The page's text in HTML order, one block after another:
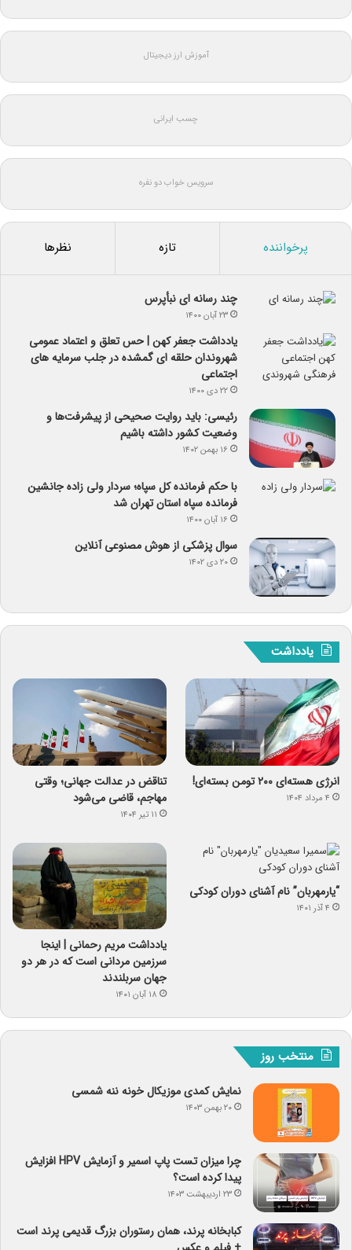
آموزش ارز دیجیتال
چسب ایرانی
سرویس خواب دو نفره
پرخواننده تازه نظرها
چند رسانه ای نبأپرس
۲۳ آبان ۱۴۰۰
یادداشت جعفر کهن | حس تعلق و اعتماد عمومی
شهروندان حلقه ای گمشده در جلب سرمایه های
اجتماعی
۲۲ دی ۱۴۰۰
رئیسی: باید روایت صحیحی از پیشرفت‌ها و
وضعیت کشور داشته باشیم
۱۶ بهمن ۱۴۰۲
با حکم فرمانده کل سپاه؛ سردار ولی زاده جانشین
فرمانده سپاه استان تهران شد
۱۶ آبان ۱۴۰۰
سوال پزشکی از هوش مصنوعی آنلاین
۲۰ دی ۱۴۰۲
یادداشت
انرژی هسته‌ای ۲۰۰ تومن بسته‌ای!
۴ مرداد ۱۴۰۴
تناقض در عدالت جهانی؛ وقتی
مهاجم، قاضی می‌شود
۱۱ تیر ۱۴۰۴
“یارمهربان” نام آشنای دوران کودکی
۴ آذر ۱۴۰۱
یادداشت مریم رحمانی | اینجا
سرزمین مردانی است که در هر دو
جهان سربلندند
۱۸ آبان ۱۴۰۱
منتخب روز
نمایش کمدی موزیکال خونه ننه شمسی
۲۰ بهمن ۱۴۰۳
چرا میزان تست پاپ اسمیر و آزمایش HPV افزایش
پیدا کرده است؟
۲۳ اردیبهشت ۱۴۰۳
کبابخانه پرند، همان رستوران بزرگ قدیمی پرند است